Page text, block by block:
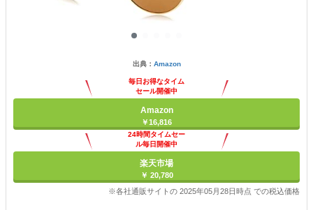
出典： Amazon
毎日お得なタイム
セール開催中
Amazon
￥16,816
24時間タイムセー
ル毎日開催中
楽天市場
￥ 20,780
※各社通販サイトの 2025年05月28日時点 での税込価格